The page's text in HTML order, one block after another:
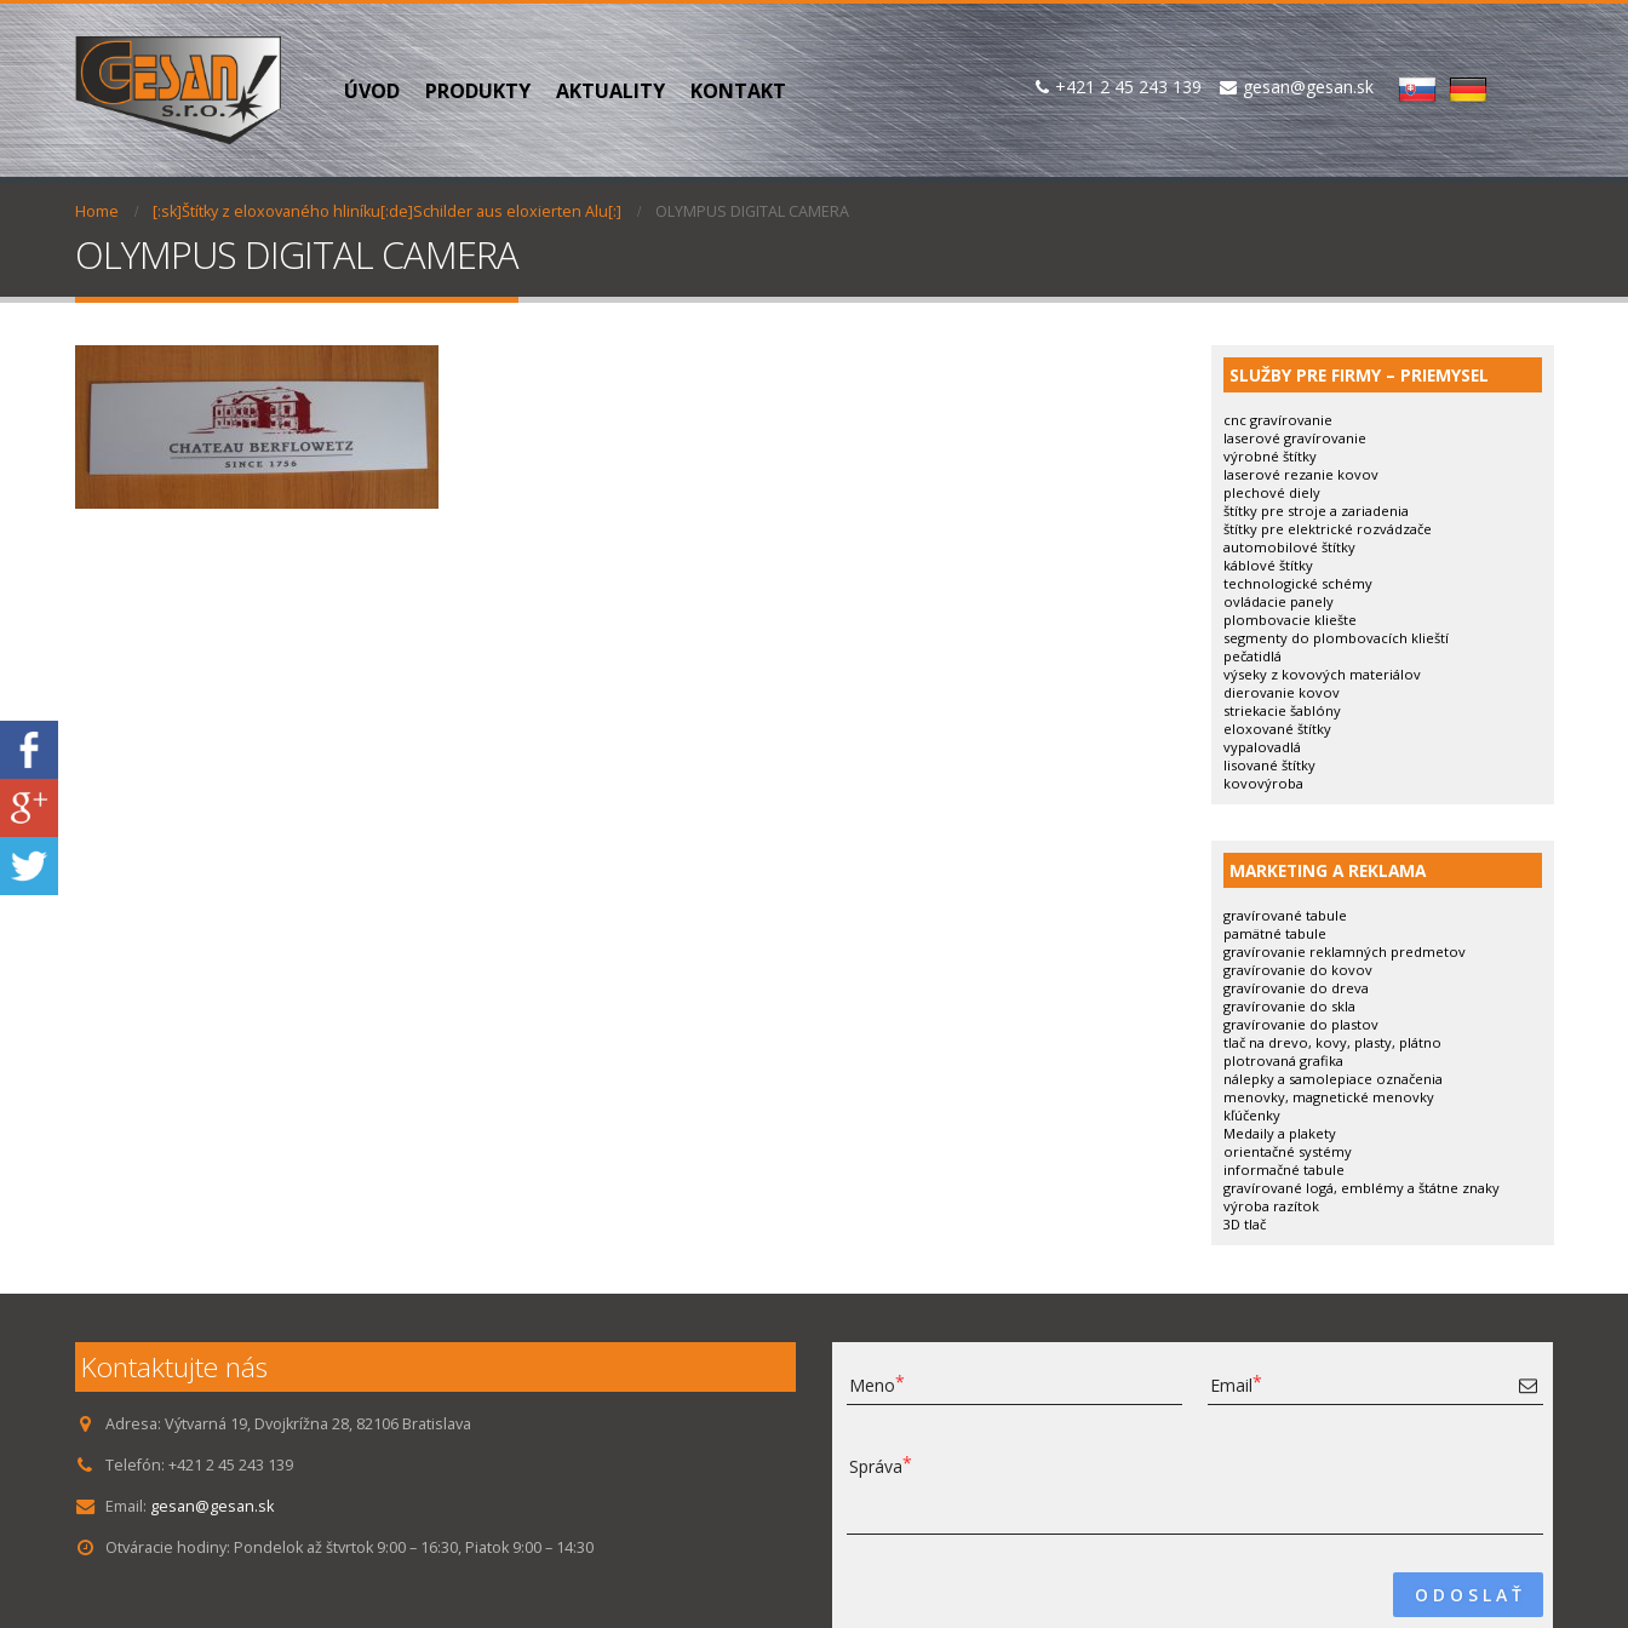
ÚVOD PRODUKTY AKTUALITY KONTAKT +421 2 45 243 139 gesan@gesan.sk
Home [:sk]Štítky z eloxovaného hliníku[:de]Schilder aus eloxierten Alu[:] OLYMPUS DIGITAL CAMERA
OLYMPUS DIGITAL CAMERA
SLUŽBY PRE FIRMY – PRIEMYSEL
cnc gravírovanie
laserové gravírovanie
výrobné štítky
laserové rezanie kovov
plechové diely
štítky pre stroje a zariadenia
štítky pre elektrické rozvádzače
automobilové štítky
káblové štítky
technologické schémy
ovládacie panely
plombovacie kliešte
segmenty do plombovacích klieští
pečatidlá
výseky z kovových materiálov
dierovanie kovov
striekacie šablóny
eloxované štítky
vypalovadlá
lisované štítky
kovovýroba
MARKETING A REKLAMA
gravírované tabule
pamätné tabule
gravírovanie reklamných predmetov
gravírovanie do kovov
gravírovanie do dreva
gravírovanie do skla
gravírovanie do plastov
tlač na drevo, kovy, plasty, plátno
plotrovaná grafika
nálepky a samolepiace označenia
menovky, magnetické menovky
kľúčenky
Medaily a plakety
orientačné systémy
informačné tabule
gravírované logá, emblémy a štátne znaky
výroba razítok
3D tlač
Kontaktujte nás
Adresa: Výtvarná 19, Dvojkrížna 28, 82106 Bratislava
Telefón: +421 2 45 243 139
Email: gesan@gesan.sk
Otváracie hodiny: Pondelok až štvrtok 9:00 – 16:30, Piatok 9:00 – 14:30
Meno Email
Správa
O D O S L A Ť